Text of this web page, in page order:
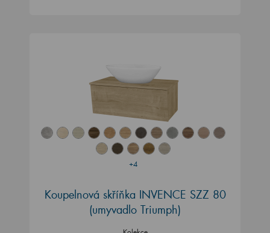
+4
Koupelnová skříňka INVENCE SZZ 80
(umyvadlo Triumph)